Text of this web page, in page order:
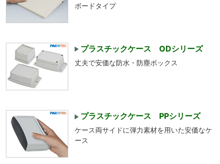
ボードタイプ
プラスチックケース ODシリーズ
丈夫で安価な防水・防塵ボックス
プラスチックケース PPシリーズ
ケース両サイドに弾力素材を用いた安価なケ
ース